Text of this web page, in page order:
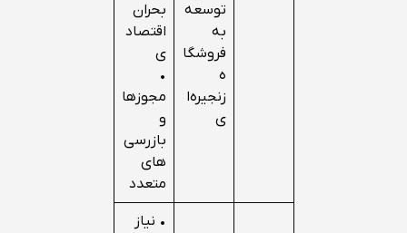
توسعه
به
فروشگا
ه
زنجیره‌ا
ی
بحران
اقتصاد
ی
•
مجوزها
و
بازرسی‌
های
متعدد
• نیاز